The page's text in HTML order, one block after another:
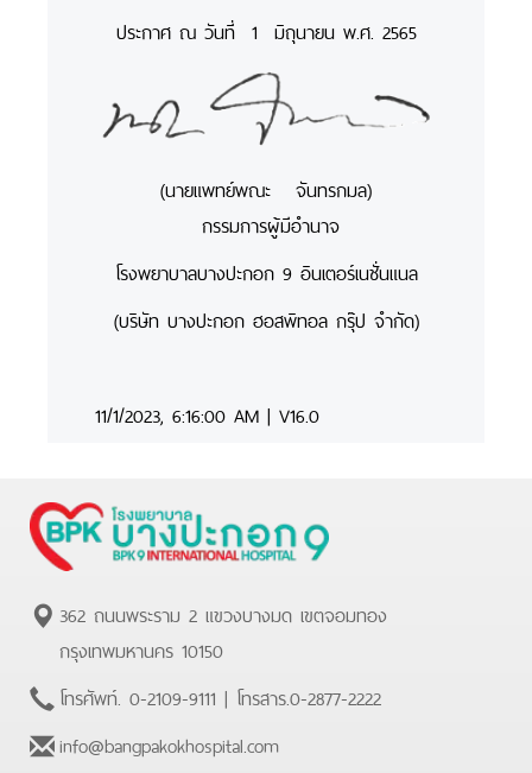
ประกาศ ณ วันที่ 1 มิถุนายน พ.ศ. 2565
(นายแพทย์พณะ จันทรกมล)
กรรมการผู้มีอำนาจ
โรงพยาบาลบางปะกอก 9 อินเตอร์เนชั่นแนล
(บริษัท บางปะกอก ฮอสพิทอล กรุ๊ป จำกัด)
11/1/2023, 6:16:00 AM | V16.0
362 ถนนพระราม 2 แขวงบางมด เขตจอมทอง
กรุงเทพมหานคร 10150
โทรศัพท์. 0-2109-9111 | โทรสาร.0-2877-2222
info@bangpakokhospital.com